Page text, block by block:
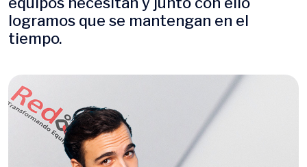
logramos que se mantengan en el
tiempo.